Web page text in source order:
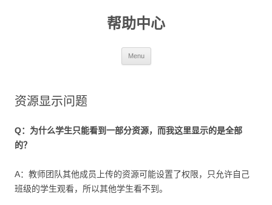
帮助中心
Menu
资源显示问题
Q：为什么学生只能看到一部分资源，而我这里显示的是全部
的？
A：教师团队其他成员上传的资源可能设置了权限，只允许自己
班级的学生观看，所以其他学生看不到。